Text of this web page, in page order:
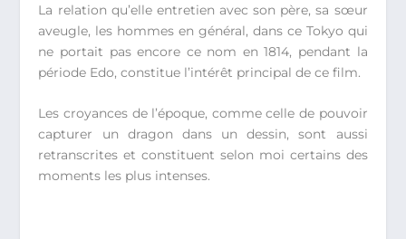
La relation qu’elle entretien avec son père, sa sœur
aveugle, les hommes en général, dans ce Tokyo qui
ne portait pas encore ce nom en 1814, pendant la
période Edo, constitue l’intérêt principal de ce film.
Les croyances de l’époque, comme celle de pouvoir
capturer un dragon dans un dessin, sont aussi
retranscrites et constituent selon moi certains des
moments les plus intenses.